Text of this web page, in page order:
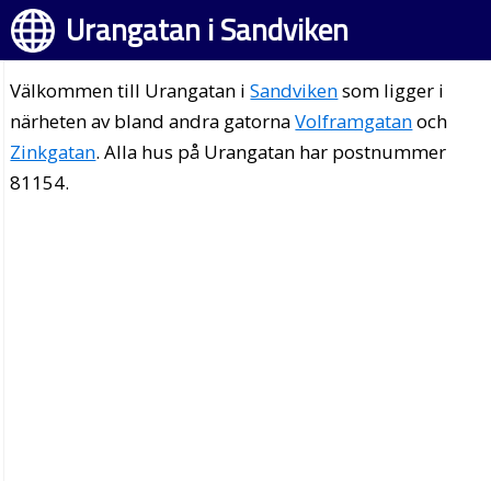
Urangatan i Sandviken
Välkommen till Urangatan iSandvikensom ligger i
närheten av bland andra gatornaVolframgatanoch
Zinkgatan. Alla hus på Urangatan har postnummer
81154.